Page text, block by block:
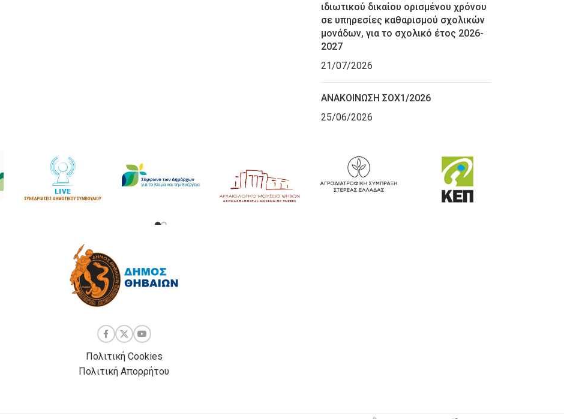
ιδιωτικού δικαίου ορισμένου χρόνου
σε υπηρεσίες καθαρισμού σχολικών
μονάδων, για το σχολικό έτος 2026-
2027
21/07/2026
ΑΝΑΚΟΙΝΩΣΗ ΣΟΧ1/2026
25/06/2026
Πολιτική Cookies
Πολιτική Απορρήτου